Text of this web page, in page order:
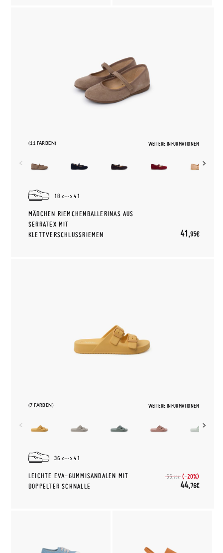
(11 FARBEN) WEITERE INFORMATIONEN
18 41
MÄDCHEN RIEMCHENBALLERINAS AUS
SERRATEX MIT
KLETTVERSCHLUSSRIEMEN
41,95€
(7 FARBEN) WEITERE INFORMATIONEN
36 41
LEICHTE EVA-GUMMISANDALEN MIT
DOPPELTER SCHNALLE
55,95€ (-20%)
44,76€